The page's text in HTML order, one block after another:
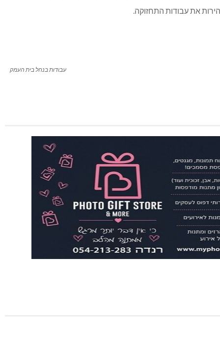
הבאים שיגיעו.
נחל יחיעם, רשות הניקוז מבצעת עבודות פינוי סחף
עילי ומנעו מהמים להגיע אל העיר בחלקה הצפונית. מאגר
ראו ביום חמישי בערב כאשר הגעתון זרם לאחר פתיחת הסכר.
שמטרתו אומדן תוצאות הסערה: מאגר ביה”ח שנבדק הראה
טרומפלדור החלחול איטי יותר ואת ירידת המפלס יראו בימים